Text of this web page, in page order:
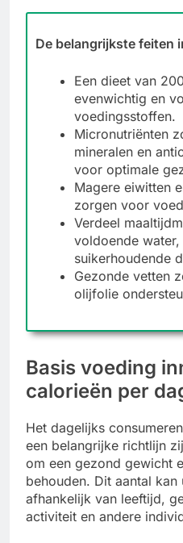
De belangrijkste feiten
Een dieet van
evenwichtig en
voedingsstoffen.
Micronutriënten
mineralen en
voor optimale
Magere eiwitten
zorgen voor
Verdeel
voldoende
suikerhoudende
Gezonde vetten
olijfolie
Basis voeding
calorieën per
Het dagelijks
een belangrijke richtlijn
om een gezond gewicht
behouden. Dit aantal
afhankelijk van leeftijd,
activiteit en andere